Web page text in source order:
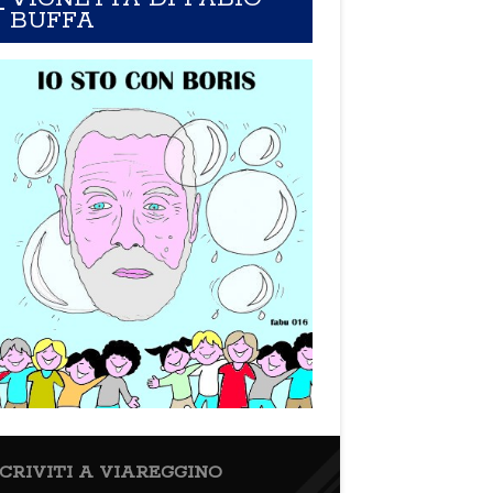
BUFFA
A VIAREGGINO